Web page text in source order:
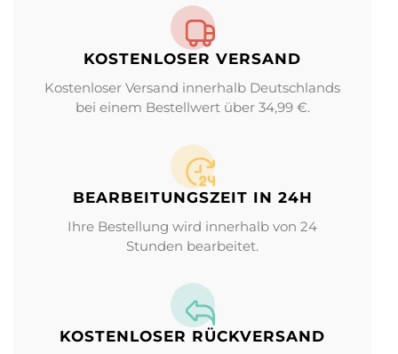
KOSTENLOSER VERSAND
Kostenloser Versand innerhalb Deutschlands
bei einem Bestellwert über 34,99 €.
BEARBEITUNGS­ZEIT IN 24H
Ihre Bestellung wird innerhalb von 24
Stunden bearbeitet.
KOSTENLOSER RÜCKVERSAND